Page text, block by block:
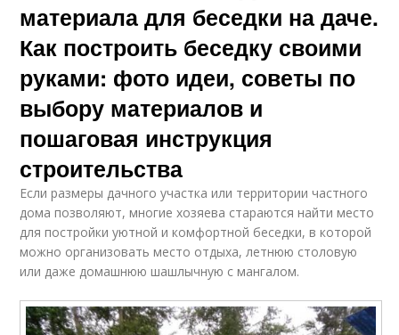
материала для беседки на даче.
Как построить беседку своими
руками: фото идеи, советы по
выбору материалов и
пошаговая инструкция
строительства
Если размеры дачного участка или территории частного
дома позволяют, многие хозяева стараются найти место
для постройки уютной и комфортной беседки, в которой
можно организовать место отдыха, летнюю столовую
или даже домашнюю шашлычную с мангалом.